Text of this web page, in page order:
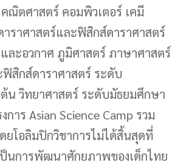
ณิตศาสตร์ คอมพิวเตอร์ เคมี
ราศาสตร์และฟิสิกส์ดาราศาสตร์
ละอวกาศ ภูมิศาสตร์ ภาษาศาสตร์
สิกส์ดาราศาสตร์ ระดับ
น วิทยาศาสตร์ ระดับมัธยมศึกษา
าร Asian Science Camp รวม
ยโอลิมปิกวิชาการไม่ได้สิ้นสุดที่
นการพัฒนาศักยภาพของเด็กไทย